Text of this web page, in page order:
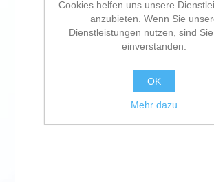
Cookies helfen uns unsere
anzubieten. Wenn Sie
Dienstleistungen nutzen, sind
einverstanden.
OK
Mehr dazu